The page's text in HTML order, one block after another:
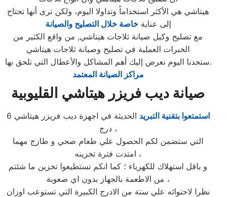
هيتاشي هي الأكثر استخداماً وتداولا اليوم، ولكن ترى أنها تحتاج
إلى عنايةخاصة خلال التصليح والصيانة
مع تصليح وكيل صيانة ثلاجات هيتاشي, من واقع الكثير من
الخبرات العملية في تصليح وصيانة ثلاجات هيتاشي
ستجدنا اليوم نعرض إليك أهم المشاكل والأعطال التي تلحق بها.
مراكز الصيانة المعتمد
صيانة ديب فريزر هيتاشي القليوبية
استمتعوا بتقنية التبريد
الحديثة في اجهزة ديب فريزر هيتاشي 6
درج ،
التي ستضمن لكم الحصول علي طعام صحي و طازج مهما
امتدت فترة تخزينه ،
و باقل استهلاك للكهرباء ؛ كما انكم تستطيعوا تخزين ما شئتم
من الاطعمة بالجهاز بدون اي صعوبة ،
نظرا لاحتوائه علي ستة من الادرج الكبيرة التي تستوعب اوزان